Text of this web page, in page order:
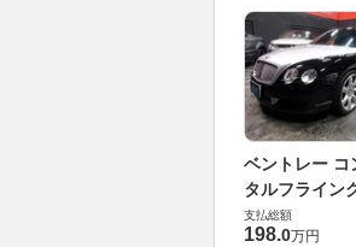
ベントレー コ
タルフライン
6.0 4WD
支払総額
198.0万円